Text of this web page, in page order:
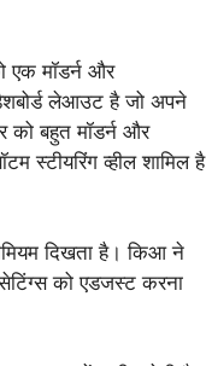
एक मॉडर्न और
लेआउट है जो अपने
बहुत मॉडर्न और
स्टीयरिंग व्हील शामिल है
दिखता है। किआ ने
को एडजस्ट करना